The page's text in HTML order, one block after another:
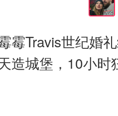
霉Travis世纪婚
造城堡，10小时